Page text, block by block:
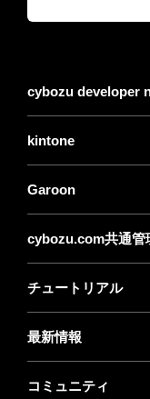
cybozu developer
kintone
Garoon
cybozu.com共通管
チュートリアル
最新情報
コミュニティ